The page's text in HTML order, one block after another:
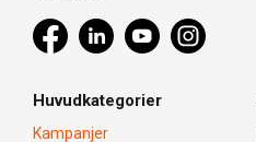
Huvudkategorier
Kampanjer